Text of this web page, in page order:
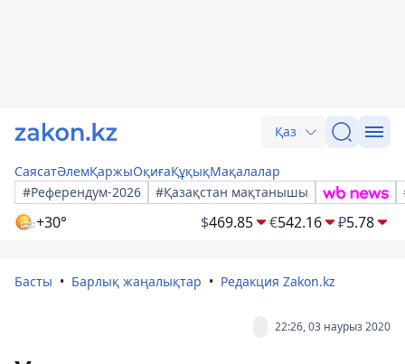
Қаз
СаясатӘлемҚаржыОқиғаҚұқықМақалалар
#Референдум-2026
#Қазақстан мақтанышы
+30° $469.85 €542.16 ₽5.78
Басты Барлық жаңалықтар Редакция Zakon.kz
22:26, 03 наурыз 2020